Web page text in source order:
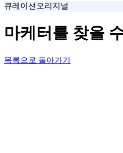
큐레이션 오리지널
마케터를 찾을
목록으로 돌아가기